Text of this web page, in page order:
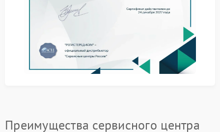
использовать устройство при сильной деформации
панелей. Когда появляются проблемы с запуском
или нагревом, стоит обратиться в сервис APC, где
выполняют диагностику внутренних компонентов и
замену поврежденных частей корпуса.
Не ставить тяжелые предметы сверху.
Избегать ударов и падений.
Ремонт APC требуется при повреждении креплений,
Преимущества сервисного центра